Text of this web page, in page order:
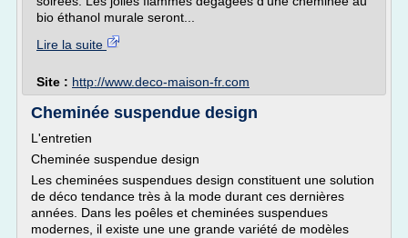
bio éthanol murale seront...
Lire la suite
Site : http://www.deco-maison-fr.com
Cheminée suspendue design
L'entretien
Cheminée suspendue design
Les cheminées suspendues design constituent une solution
de déco tendance très à la mode durant ces dernières
années. Dans les poêles et cheminées suspendues
modernes, il existe une une grande variété de modèles